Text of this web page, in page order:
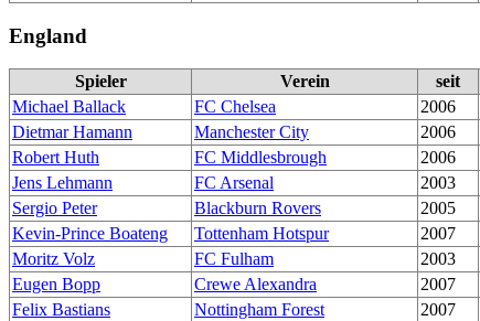
England
Spieler Verein seit
Michael Ballack
FC Chelsea
2006
Dietmar Hamann
Manchester City 2006
Robert Huth
FC Middlesbrough 2006
Jens Lehmann
FC Arsenal 2003
Sergio Peter
Blackburn Rovers 2005
Kevin-Prince Boateng
Tottenham Hotspur
2007
Moritz Volz
FC Fulham 2003
Eugen Bopp
Crewe Alexandra 2007
Felix Bastians
Nottingham Forest 2007